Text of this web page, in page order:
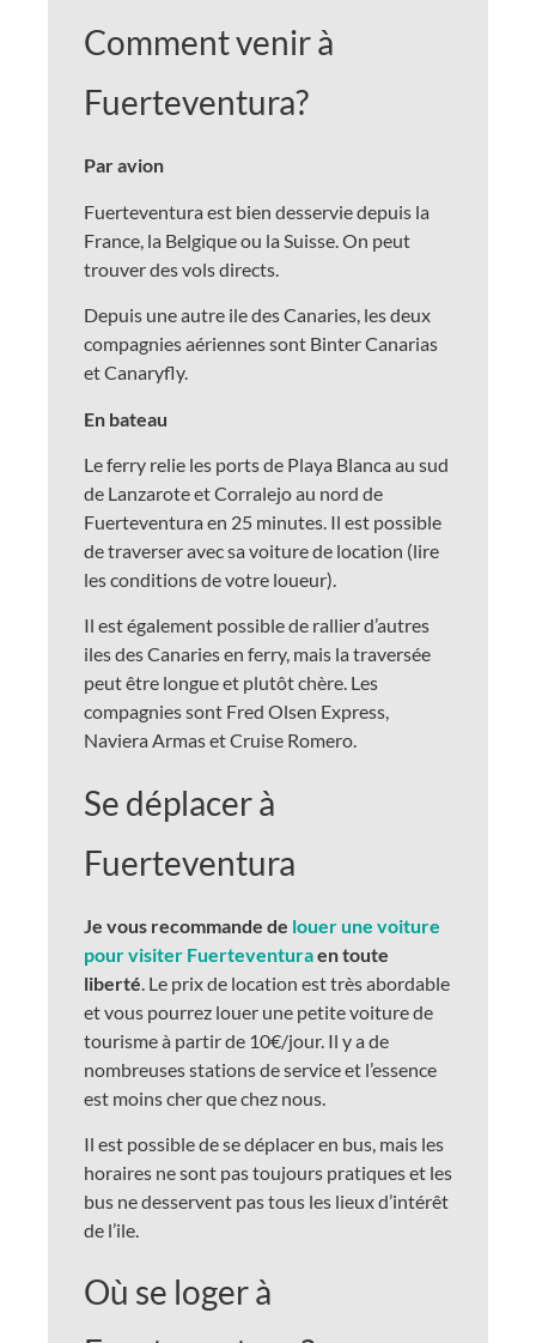
Comment venir à
Fuerteventura?
Par avion
Fuerteventura est bien desservie depuis la
France, la Belgique ou la Suisse. On peut
trouver des vols directs.
Depuis une autre ile des Canaries, les deux
compagnies aériennes sont Binter Canarias
et Canaryfly.
En bateau
Le ferry relie les ports de Playa Blanca au sud
de Lanzarote et Corralejo au nord de
Fuerteventura en 25 minutes. Il est possible
de traverser avec sa voiture de location (lire
les conditions de votre loueur).
Il est également possible de rallier d’autres
iles des Canaries en ferry, mais la traversée
peut être longue et plutôt chère. Les
compagnies sont Fred Olsen Express,
Naviera Armas et Cruise Romero.
Se déplacer à
Fuerteventura
Je vous recommande de louer une voiture
pour visiter Fuerteventuraen toute
liberté . Le prix de location est très abordable
et vous pourrez louer une petite voiture de
tourisme à partir de 10€/jour. Il y a de
nombreuses stations de service et l’essence
est moins cher que chez nous.
Il est possible de se déplacer en bus, mais les
horaires ne sont pas toujours pratiques et les
bus ne desservent pas tous les lieux d’intérêt
de l’ile.
Où se loger à